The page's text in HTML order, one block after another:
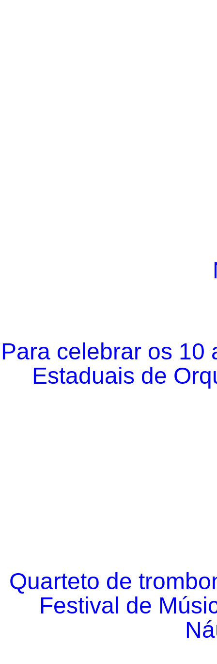
Para celebrar os 10
Estaduais de
Quarteto de
Festival de